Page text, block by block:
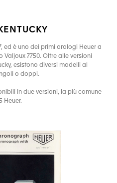
ed è uno dei primi orologi Heuer a
7750. Oltre alle versioni
esistono diversi modelli al
o doppi.
in due versioni, la più comune
Heuer.